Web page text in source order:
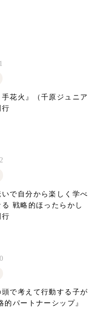
花火』（千原ジュニア
行
いで自分から楽しく学べ
る 戦略的ほったらかし
行
頭で考えて行動する子が
的パートナーシップ』